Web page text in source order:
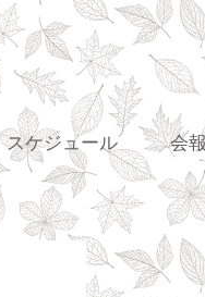
スケジュール 会